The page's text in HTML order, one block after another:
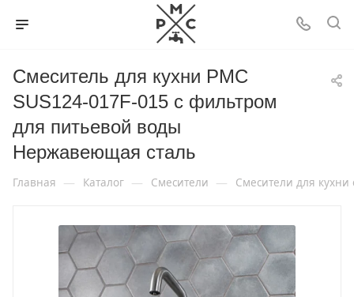
Смеситель для кухни РМС
SUS124-017F-015 с фильтром
для питьевой воды
Нержавеющая сталь
Главная — Каталог — Смесители — Смесители для кухни